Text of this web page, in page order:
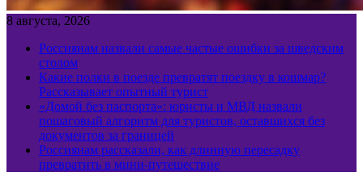
8 августа, 2026
Россиянам назвали самые частые ошибки за шведским
столом
Какие полки в поезде превратят поездку в кошмар?
Рассказывает опытный турист
«Домой без паспорта»: юристы и МВД назвали
пошаговый алгоритм для туристов, оставшихся без
документов за границей
Россиянам рассказали, как длинную пересадку
превратить в мини-путешествие